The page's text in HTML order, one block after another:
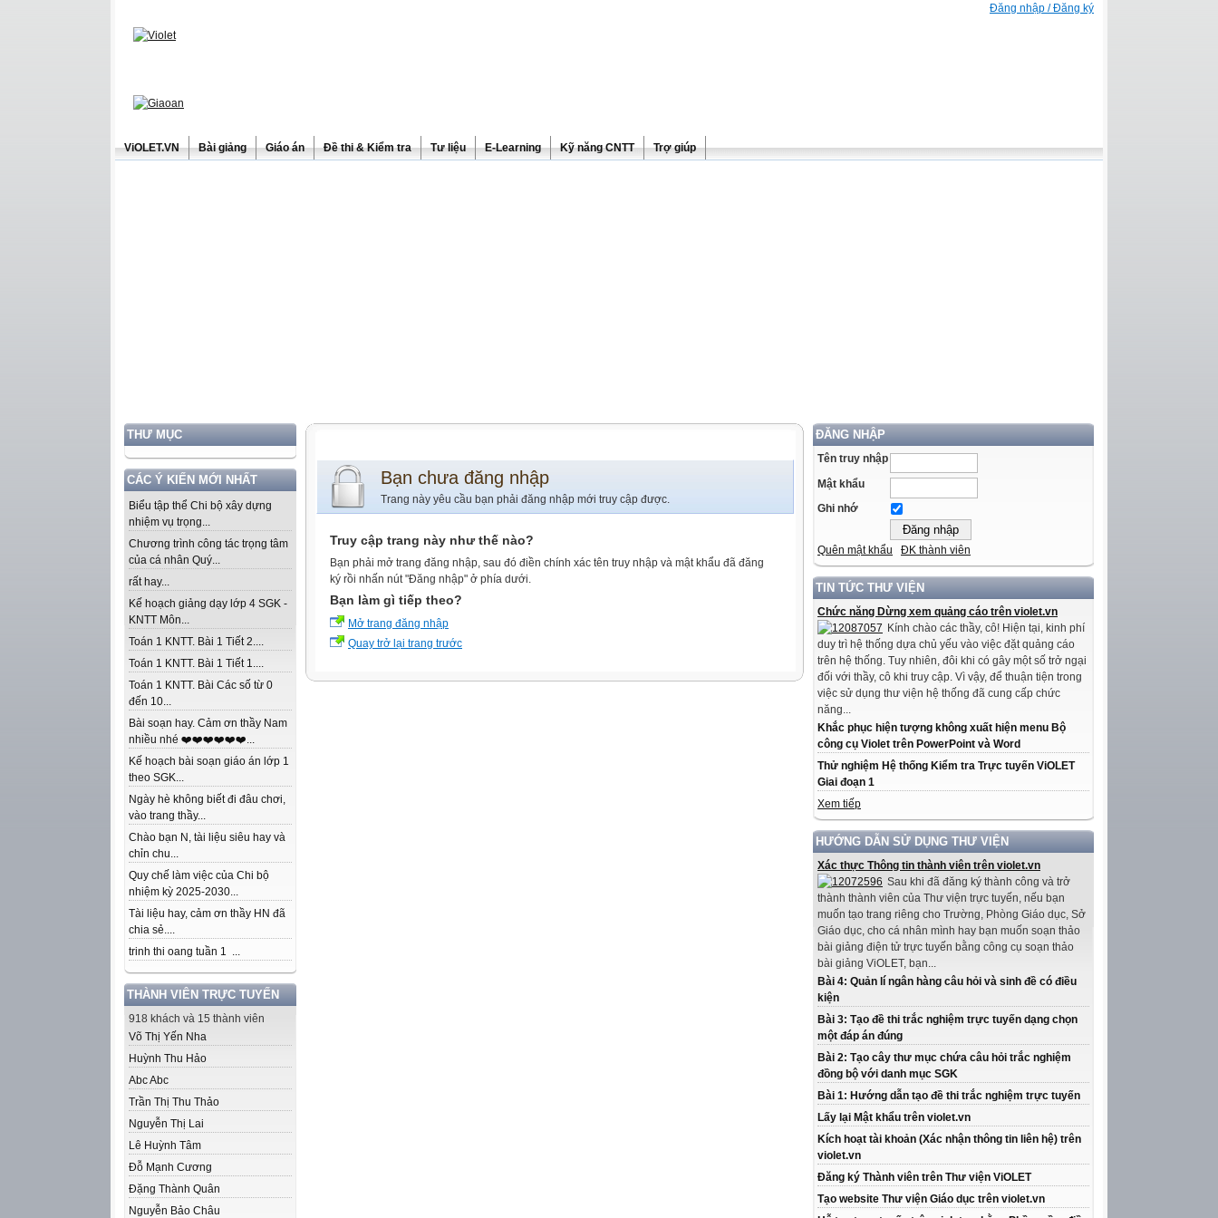
Đăng nhập / Đăng ký
ViOLET.VN Bài giảng Giáo án Đề thi & Kiểm tra Tư liệu E-Learning Kỹ năng CNTT Trợ giúp
THƯ MỤC
CÁC Ý KIẾN MỚI NHẤT
Biểu tập thể Chi bộ xây dựng
nhiệm vụ trọng...
Chương trình công tác trọng tâm
của cá nhân Quý...
rất hay...
Kế hoạch giảng dạy lớp 4 SGK -
KNTT Môn...
Toán 1 KNTT. Bài 1 Tiết 2....
Toán 1 KNTT. Bài 1 Tiết 1....
Toán 1 KNTT. Bài Các số từ 0
đến 10...
Bài soạn hay. Cảm ơn thầy Nam
nhiều nhé ❤️❤️❤️❤️❤️❤️...
Kế hoạch bài soạn giáo án lớp 1
theo SGK...
Ngày hè không biết đi đâu chơi,
vào trang thầy...
Chào bạn N, tài liệu siêu hay và
chỉn chu...
Quy chế làm việc của Chi bộ
nhiệm kỳ 2025-2030...
Tài liệu hay, cảm ơn thầy HN đã
chia sẻ....
trinh thi oang tuần 1 ...
THÀNH VIÊN TRỰC TUYẾN
918 khách và 15 thành viên
Võ Thị Yến Nha
Huỳnh Thu Hảo
Abc Abc
Trần Thị Thu Thảo
Nguyễn Thị Lai
Lê Huỳnh Tâm
Đỗ Mạnh Cương
Đặng Thành Quân
Nguyễn Bảo Châu
ĐĂNG NHẬP
Tên truy nhập
Mật khẩu
Ghi nhớ
Quên mật khẩu ĐK thành viên
TIN TỨC THƯ VIỆN
Chức năng Dừng xem quảng cáo trên violet.vn
Kính chào các thầy, cô! Hiện tại, kinh phí
duy trì hệ thống dựa chủ yếu vào việc đặt quảng cáo
trên hệ thống. Tuy nhiên, đôi khi có gây một số trở ngại
đối với thầy, cô khi truy cập. Vì vậy, để thuận tiện trong
việc sử dụng thư viện hệ thống đã cung cấp chức
năng...
Khắc phục hiện tượng không xuất hiện menu Bộ
công cụ Violet trên PowerPoint và Word
Thử nghiệm Hệ thống Kiểm tra Trực tuyến ViOLET
Giai đoạn 1
Xem tiếp
HƯỚNG DẪN SỬ DỤNG THƯ VIỆN
Xác thực Thông tin thành viên trên violet.vn
Sau khi đã đăng ký thành công và trở
thành thành viên của Thư viện trực tuyến, nếu bạn
muốn tạo trang riêng cho Trường, Phòng Giáo dục, Sở
Giáo dục, cho cá nhân mình hay bạn muốn soạn thảo
bài giảng điện tử trực tuyến bằng công cụ soạn thảo
bài giảng ViOLET, bạn...
Bài 4: Quản lí ngân hàng câu hỏi và sinh đề có điều
kiện
Bài 3: Tạo đề thi trắc nghiệm trực tuyến dạng chọn
một đáp án đúng
Bài 2: Tạo cây thư mục chứa câu hỏi trắc nghiệm
đồng bộ với danh mục SGK
Bài 1: Hướng dẫn tạo đề thi trắc nghiệm trực tuyến
Lấy lại Mật khẩu trên violet.vn
Kích hoạt tài khoản (Xác nhận thông tin liên hệ) trên
violet.vn
Đăng ký Thành viên trên Thư viện ViOLET
Tạo website Thư viện Giáo dục trên violet.vn
Bạn chưa đăng nhập
Trang này yêu cầu bạn phải đăng nhập mới truy cập được.
Truy cập trang này như thế nào?
Bạn phải mở trang đăng nhập, sau đó điền chính xác tên truy nhập và mật khẩu đã đăng
ký rồi nhấn nút "Đăng nhập" ở phía dưới.
Bạn làm gì tiếp theo?
Mở trang đăng nhập
Quay trở lại trang trước